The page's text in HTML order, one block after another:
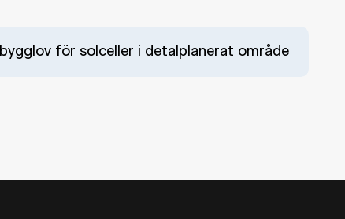
bygglov för solceller i detalplanerat område